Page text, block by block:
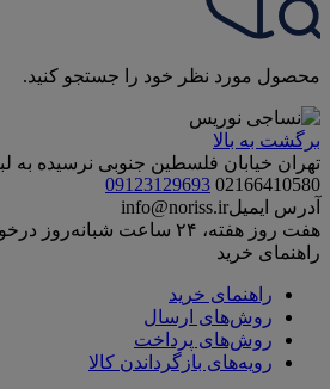
محصول مورد نظر خود را جستجو کنید.
برگشت به بالا
تهران خیابان فلسطین جنوبی نرسیده به
02166410580
09123129693
آدرس ایمیلinfo@noriss.ir
هفت روز هفته، ۲۴ ساعت شبانه‌روز درخواست خود را ثبت نمایید.
راهنمای خرید
راهنمای خرید
روش‌های ارسال
روش‌های پرداخت
رویه‌های بازگرداندن کالا